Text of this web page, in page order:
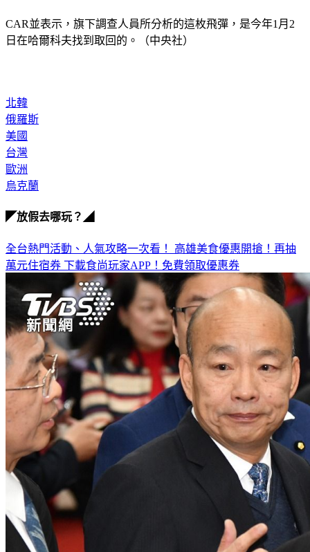
CAR並表示，旗下調查人員所分析的這枚飛彈，是今年1月2
日在哈爾科夫找到取回的。（中央社）
北韓
俄羅斯
美國
台灣
歐洲
烏克蘭
◤放假去哪玩？◢
全台熱門活動、人氣攻略一次看！ 高雄美食優惠開搶！再抽
萬元住宿券 下載食尚玩家APP！免費領取優惠券